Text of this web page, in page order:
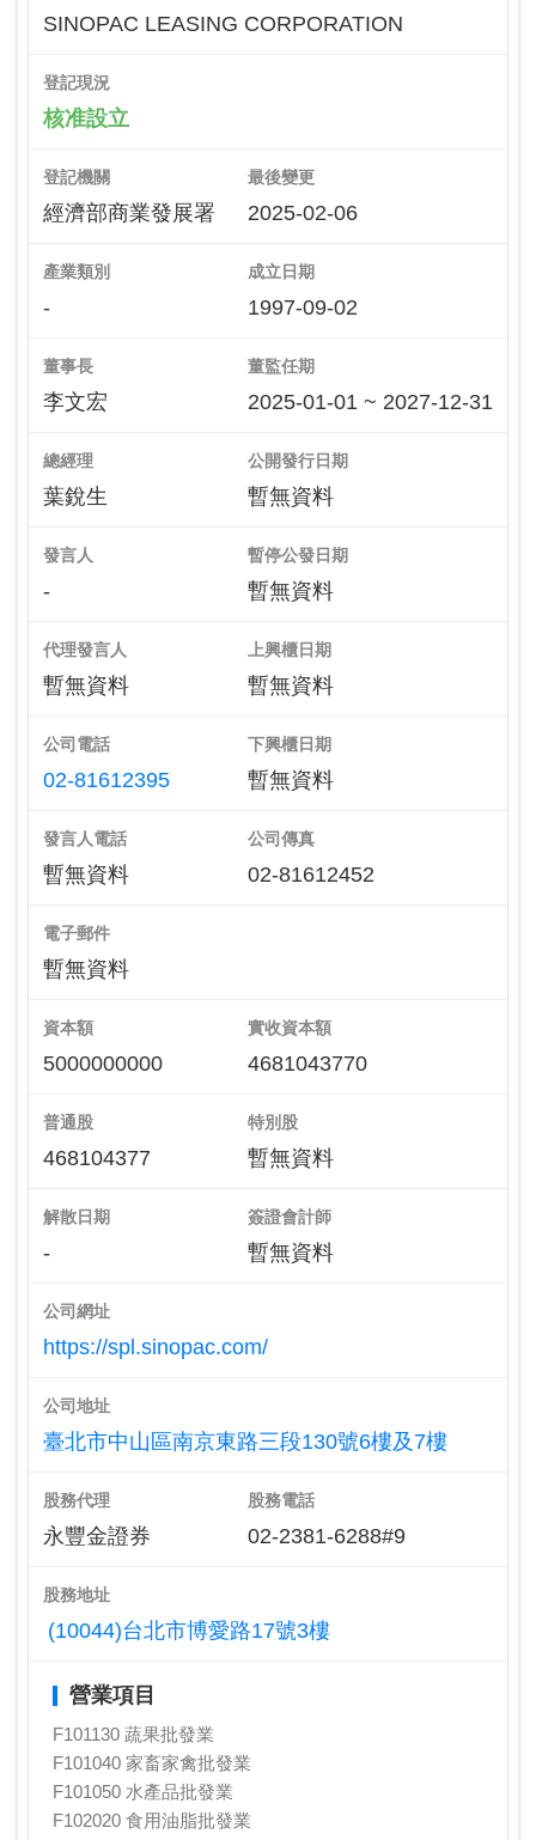
SINOPAC LEASING CORPORATION
登記現況
核准設立
登記機關
經濟部商業發展署
最後變更
2025-02-06
產業類別
-
成立日期
1997-09-02
董事長
李文宏
董監任期
2025-01-01 ~ 2027-12-31
總經理
葉銳生
公開發行日期
暫無資料
發言人
-
暫停公發日期
暫無資料
代理發言人
暫無資料
上興櫃日期
暫無資料
公司電話
02-81612395
下興櫃日期
暫無資料
發言人電話
暫無資料
公司傳真
02-81612452
電子郵件
暫無資料
資本額
5000000000
實收資本額
4681043770
普通股
468104377
特別股
暫無資料
解散日期
-
簽證會計師
暫無資料
公司網址
https://spl.sinopac.com/
公司地址
臺北市中山區南京東路三段130號6樓及7樓
股務代理
永豐金證券
股務電話
02-2381-6288#9
股務地址
(10044)台北市博愛路17號3樓
營業項目
F101130 蔬果批發業
F101040 家畜家禽批發業
F101050 水產品批發業
F102020 食用油脂批發業